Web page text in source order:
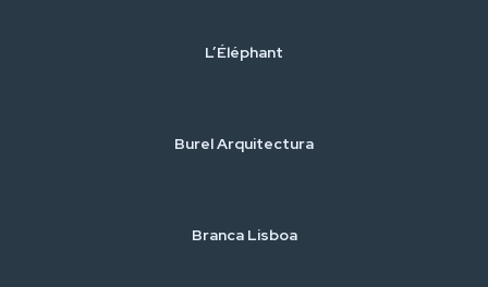
L’Éléphant
Burel Arquitectura
Branca Lisboa